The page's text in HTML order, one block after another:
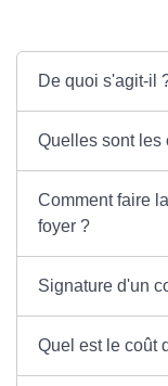
De quoi s'agit-il
Quelles sont les
Comment faire
foyer ?
Signature d'un
Quel est le coût